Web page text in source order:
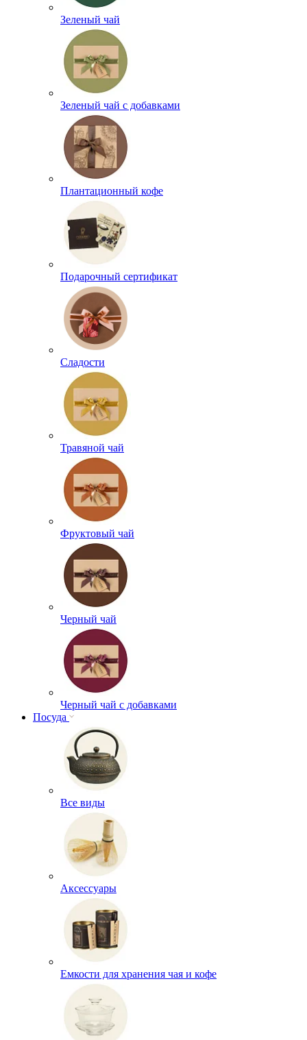
Зеленый чай
Зеленый чай с добавками
Плантационный кофе
Подарочный сертификат
Сладости
Травяной чай
Фруктовый чай
Черный чай
Черный чай с добавками
Посуда
Все виды
Аксессуары
Емкости для хранения чая и кофе